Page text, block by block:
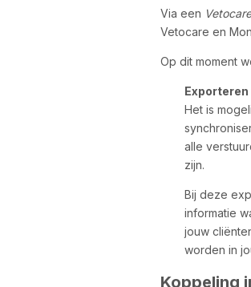
Via een
Vetocare en
Op dit moment
Het is
alle
zijn.
Bij deze
informatie
jouw
worden in
Koppeling